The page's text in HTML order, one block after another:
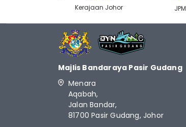
Kerajaan Johor JPM
Majlis Bandaraya Pasir Gudang
Menara
Aqabah,
Jalan Bandar,
81700 Pasir Gudang, Johor